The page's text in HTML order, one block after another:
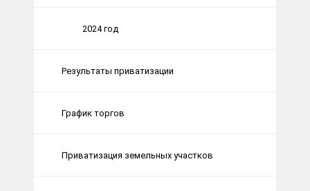
2024 год
Результаты приватизации
График торгов
Приватизация земельных участков